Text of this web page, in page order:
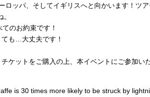
ロッパ、そしてイギリスへと向かいます！ツ
のお約束です！
も…大丈夫です！
ケットをご購入の上、本イベントにご参加い
is 30 times more likely to be struck by